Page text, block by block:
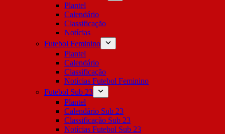
Plantel
Calendário
Classificação
Notícias
Futebol Feminino
Plantel
Calendário
Classificação
Notícias Futebol Feminino
Futebol Sub 23
Plantel
Calendário Sub 23
Classificação Sub 23
Notícias Futebol Sub 23